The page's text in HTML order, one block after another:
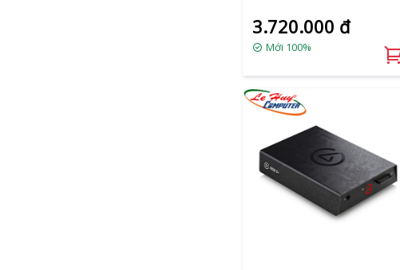
3.720.000 đ
Mới 100%